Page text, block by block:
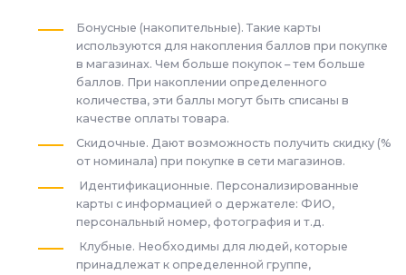
Бонусные (накопительные). Такие карты
используются для накопления баллов при покупке
в магазинах. Чем больше покупок – тем больше
баллов. При накоплении определенного
количества, эти баллы могут быть списаны в
качестве оплаты товара.
Скидочные. Дают возможность получить скидку (%
от номинала) при покупке в сети магазинов.
Идентификационные. Персонализированные
карты с информацией о держателе: ФИО,
персональный номер, фотография и т.д.
Клубные. Необходимы для людей, которые
принадлежат к определенной группе,